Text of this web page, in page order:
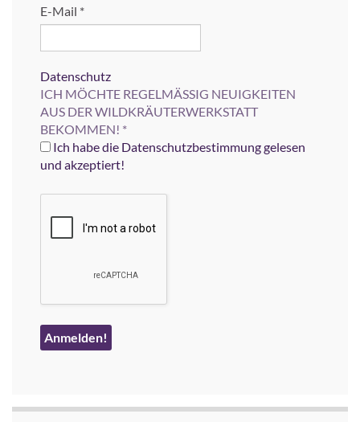
E-Mail *
Datenschutz
ICH MÖCHTE REGELMÄSSIG NEUIGKEITEN
AUS DER WILDKRÄUTERWERKSTATT
BEKOMMEN! *
Ich habe die Datenschutzbestimmung gelesen
und akzeptiert!